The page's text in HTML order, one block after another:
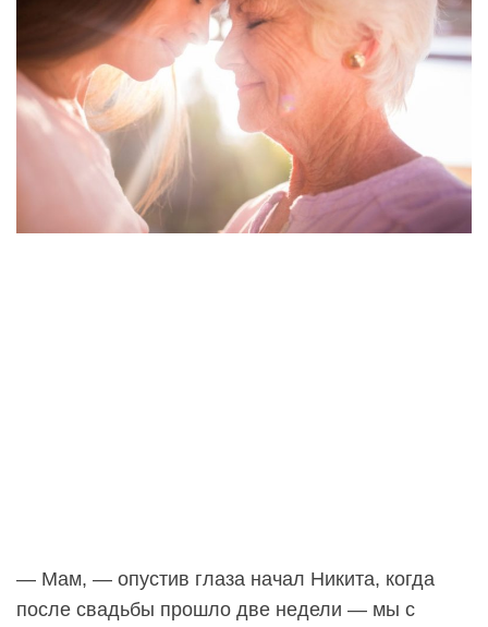
— Мам, — опустив глаза начал Никита, когда
после свадьбы прошло две недели — мы с